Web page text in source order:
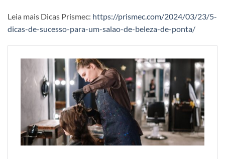
Leia mais Dicas Prismec: https://prismec.com/2024/03/23/5-
dicas-de-sucesso-para-um-salao-de-beleza-de-ponta/